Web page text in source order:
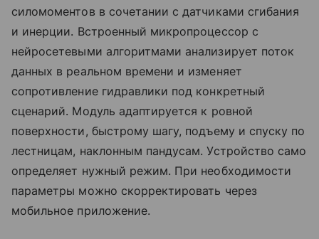
силомоментов в сочетании с датчиками сгибания
и инерции. Встроенный микропроцессор с
нейросетевыми алгоритмами анализирует поток
данных в реальном времени и изменяет
сопротивление гидравлики под конкретный
сценарий. Модуль адаптируется к ровной
поверхности, быстрому шагу, подъему и спуску по
лестницам, наклонным пандусам. Устройство само
определяет нужный режим. При необходимости
параметры можно скорректировать через
мобильное приложение.